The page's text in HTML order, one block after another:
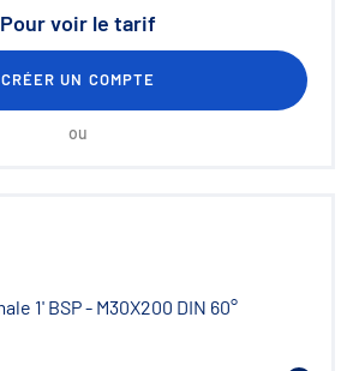
Pour voir le tarif
CRÉER UN COMPTE
ou